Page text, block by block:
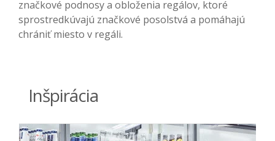
značkové podnosy a obloženia regálov, ktoré
sprostredkúvajú značkové posolstvá a pomáhajú
chrániť miesto v regáli.
Inšpirácia